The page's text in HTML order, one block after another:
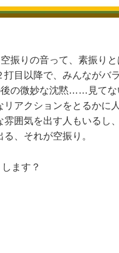
振りの音って、素振り
目以降で、みんながバ
後の微妙な沈黙……見てな
アクションをとるかに
囲気を出す人もいるし
、それが空振り。
ます？